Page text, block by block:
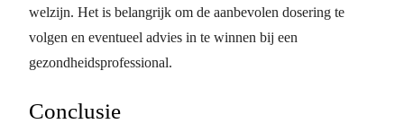
welzijn. Het is belangrijk om de aanbevolen dosering te
volgen en eventueel advies in te winnen bij een
gezondheidsprofessional.
Conclusie